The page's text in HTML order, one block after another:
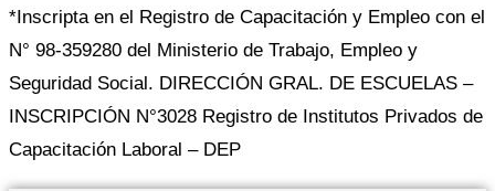
*Inscripta en el Registro de Capacitación y Empleo con el
N° 98-359280 del Ministerio de Trabajo, Empleo y
Seguridad Social. DIRECCIÓN GRAL. DE ESCUELAS –
INSCRIPCIÓN N°3028 Registro de Institutos Privados de
Capacitación Laboral – DEP